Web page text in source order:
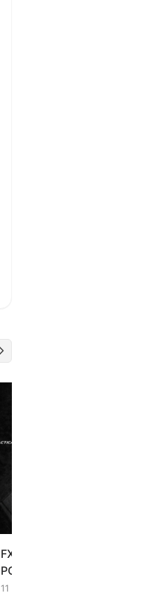
FX Airguns DRS Tactical AR15
PCP nouveauté 2025 !
11 février 2025